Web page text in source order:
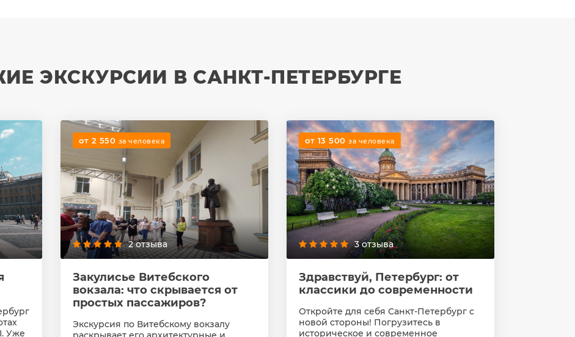
ЭКСКУРСИИ В САНКТ-ПЕТЕРБУРГЕ
Уже
от 2 550 за человека
2 отзыва
Закулисье Витебского
вокзала: что скрывается от
простых пассажиров?
Экскурсия по Витебскому вокзалу
от 13 500 за человека
3 отзыва
Здравствуй, Петербург: от
классики до современности
Откройте для себя Санкт-Петербург с
новой стороны! Погрузитесь в
историческое и современное